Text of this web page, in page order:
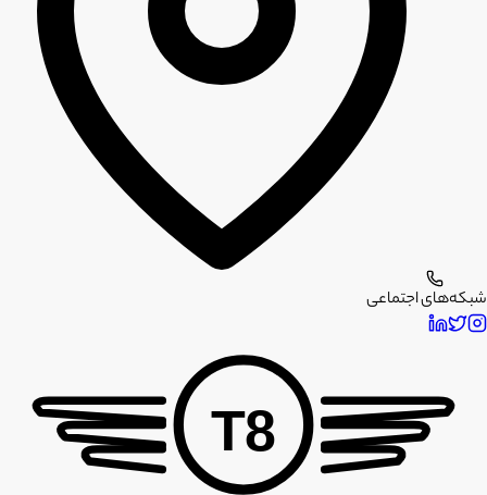
شبکه‌های اجتماعی
T8